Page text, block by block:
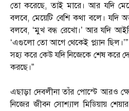
তো করেছে, তাই মারে। আর যদি
বলবে, মেয়েটি বেশি কথা বলে। যদি
বলবে, ‘মুখ বন্ধ রেখো।’ আর যদি
‘এগুলো তো আগে থেকেই প্ল্যান
সহ্য করে কেউ যদি নিজেকে শেষ করে
করছে।”
এছাড়া দেবলীনা তাঁর পোস্টে আরও
নিজের জীবন সোশ্যাল মিডিয়ায়